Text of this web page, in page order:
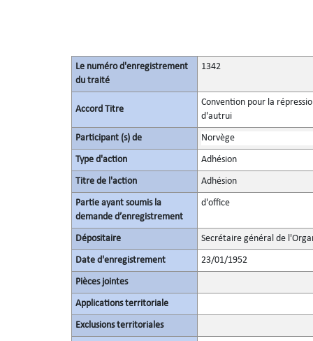
Le numéro d'enregistrement
du traité
1342
Accord Titre
Convention pour la
d'autrui
Participant (s) de Norvège
Type d'action Adhésion
Titre de l'action Adhésion
Partie ayant soumis la
demande d’enregistrement
d'office
Dépositaire Secrétaire général de
Date d'enregistrement 23/01/1952
Pièces jointes
Applications territoriale
Exclusions territoriales